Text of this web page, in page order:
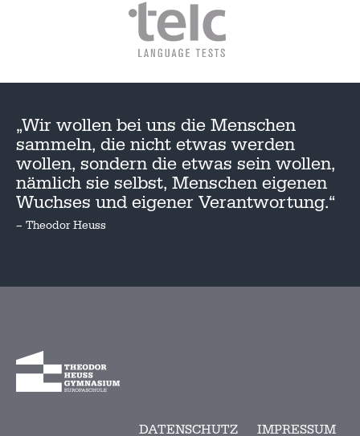
„Wir wollen bei uns die Menschen
sammeln, die nicht etwas werden
wollen, sondern die etwas sein wollen,
nämlich sie selbst, Menschen eigenen
Wuchses und eigener Verantwortung.“
– Theodor Heuss
DATENSCHUTZ IMPRESSUM